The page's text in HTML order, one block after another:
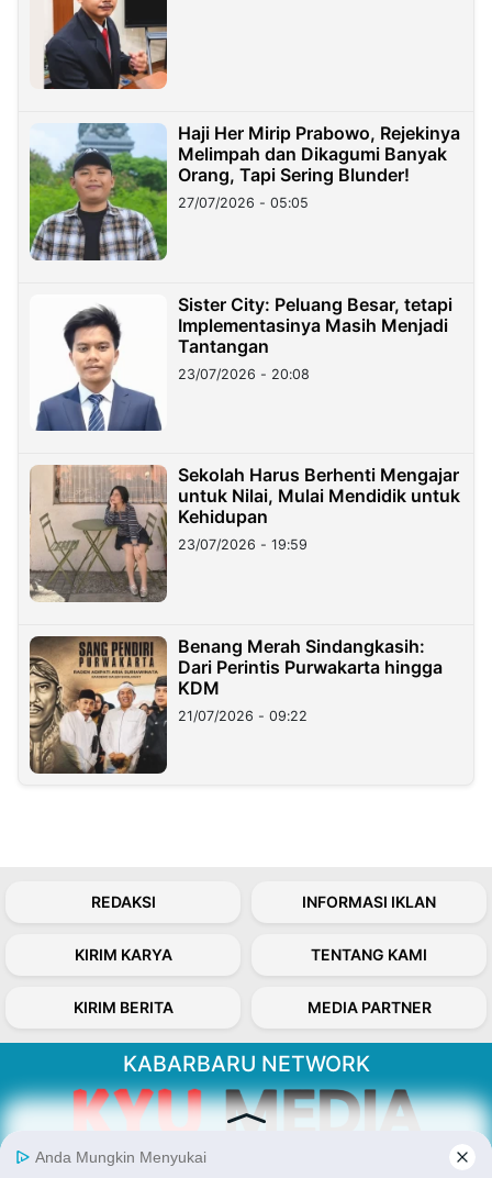
Haji Her Mirip Prabowo, Rejekinya
Melimpah dan Dikagumi Banyak
Orang, Tapi Sering Blunder!
27/07/2026 - 05:05
Sister City: Peluang Besar, tetapi
Implementasinya Masih Menjadi
Tantangan
23/07/2026 - 20:08
Sekolah Harus Berhenti Mengajar
untuk Nilai, Mulai Mendidik untuk
Kehidupan
23/07/2026 - 19:59
Benang Merah Sindangkasih:
Dari Perintis Purwakarta hingga
KDM
21/07/2026 - 09:22
REDAKSI INFORMASI IKLAN
KIRIM KARYA TENTANG KAMI
KIRIM BERITA MEDIA PARTNER
KABARBARU NETWORK